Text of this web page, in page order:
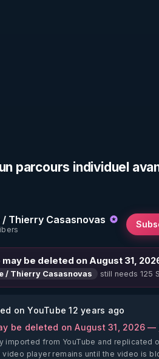
parcours individuel
/ Thierry Casasnovas
be deleted on August 31,
/ Thierry Casasnovas still needs 125
on YouTube 12 years ago
be deleted on August 31, 2026 —
imported from YouTube and replicated
video player remains until the video is